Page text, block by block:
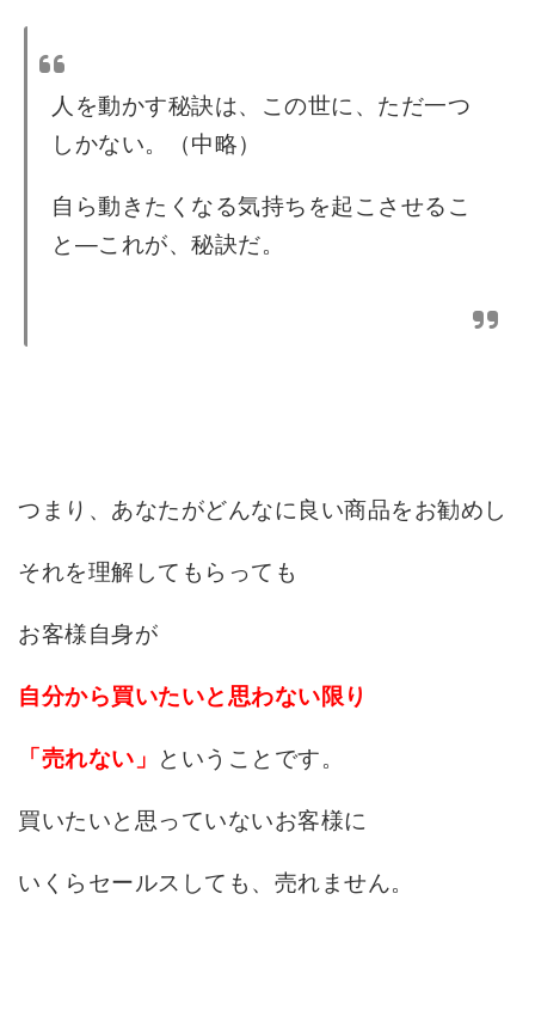
人を動かす秘訣は、この世に、ただ一つ
しかない。（中略）
自ら動きたくなる気持ちを起こさせるこ
と—これが、秘訣だ。
つまり、あなたがどんなに良い商品をお勧めし
それを理解してもらっても
お客様自身が
自分から買いたいと思わない限り
「売れない」
ということです。
買いたいと思っていないお客様に
いくらセールスしても、売れません。